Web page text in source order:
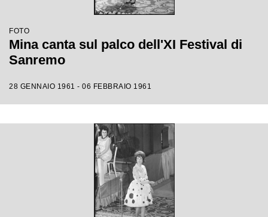
FOTO
Mina canta sul palco dell'XI Festival di
Sanremo
28 GENNAIO 1961 - 06 FEBBRAIO 1961